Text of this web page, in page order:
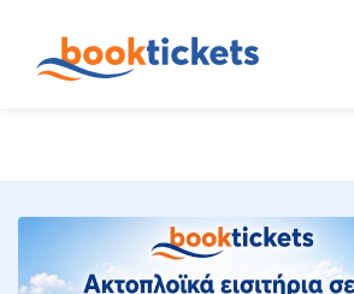
και εισιτήρια πλοίων